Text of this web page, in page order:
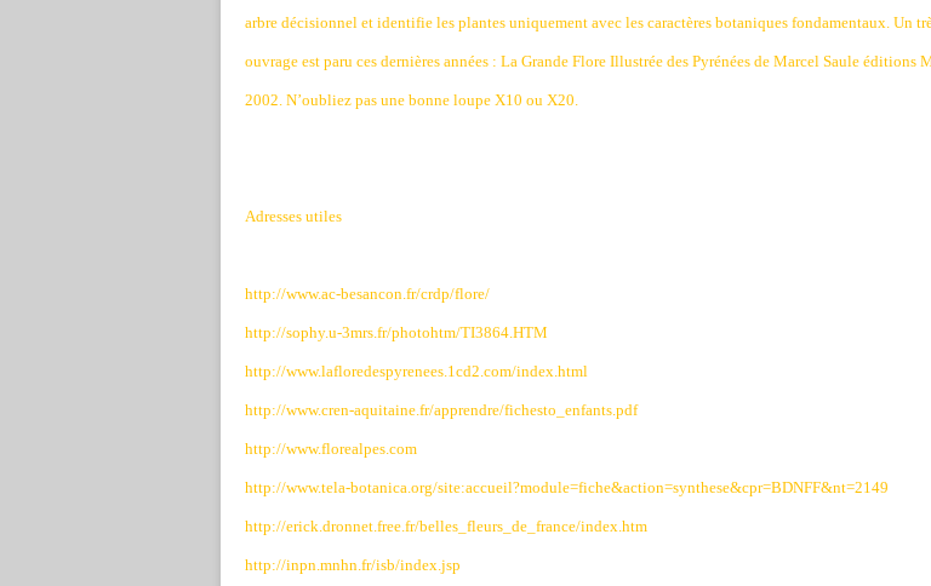
arbre décisionnel et identifie les plantes uniquement avec les caractères botaniques fondamentaux. Un
ouvrage est paru ces dernières années : La Grande Flore Illustrée des Pyrénées de Marcel Saule éditions
2002. N’oubliez pas une bonne loupe X10 ou X20.
Adresses utiles
http://www.ac-besancon.fr/crdp/flore/
http://sophy.u-3mrs.fr/photohtm/TI3864.HTM
http://www.lafloredespyrenees.1cd2.com/index.html
http://www.cren-aquitaine.fr/apprendre/fichesto_enfants.pdf
http://www.florealpes.com
http://www.tela-botanica.org/site:accueil?module=fiche&action=synthese&cpr=BDNFF&nt=2149
http://erick.dronnet.free.fr/belles_fleurs_de_france/index.htm
http://inpn.mnhn.fr/isb/index.jsp